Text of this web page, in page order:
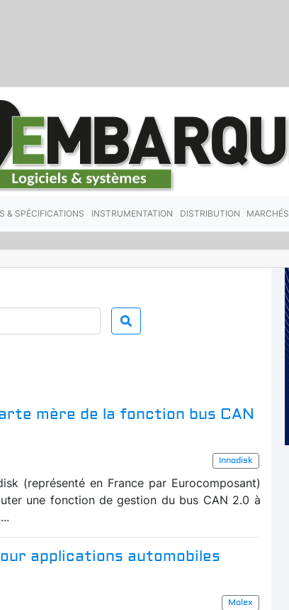
& SPÉCIFICATIONS INSTRUMENTATION DISTRIBUTION MARCHÉS
mère de la fonction bus CAN
Innodisk
(représenté en France par Eurocomposant)
une fonction de gestion du bus CAN 2.0 à
applications automobiles
Molex